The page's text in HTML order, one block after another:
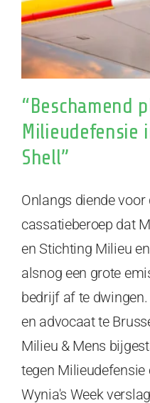
“Beschamend
Milieudefensie
Shell”
Onlangs diende voor
cassatieberoep dat
en Stichting Milieu
alsnog een grote
bedrijf af te
en advocaat te
Milieu & Mens
tegen Milieudefensie
Wynia's Week